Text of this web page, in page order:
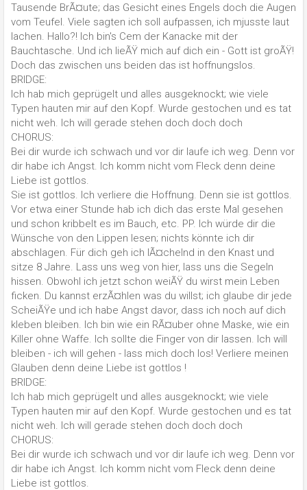
Tausende BrÃ¤ute; das Gesicht eines Engels doch die Augen
vom Teufel. Viele sagten ich soll aufpassen, ich mjusste laut
lachen. Hallo?! Ich bin's Cem der Kanacke mit der
Bauchtasche. Und ich lieÃŸ mich auf dich ein - Gott ist groÃŸ!
Doch das zwischen uns beiden das ist hoffnungslos.
BRIDGE:
Ich hab mich geprügelt und alles ausgeknockt; wie viele
Typen hauten mir auf den Kopf. Wurde gestochen und es tat
nicht weh. Ich will gerade stehen doch doch doch
CHORUS:
Bei dir wurde ich schwach und vor dir laufe ich weg. Denn vor
dir habe ich Angst. Ich komm nicht vom Fleck denn deine
Liebe ist gottlos.
Sie ist gottlos. Ich verliere die Hoffnung. Denn sie ist gottlos.
Vor etwa einer Stunde hab ich dich das erste Mal gesehen
und schon kribbelt es im Bauch, etc. PP. Ich würde dir die
Wünsche von den Lippen lesen; nichts könnte ich dir
abschlagen. Für dich geh ich lÃ¤chelnd in den Knast und
sitze 8 Jahre. Lass uns weg von hier, lass uns die Segeln
hissen. Obwohl ich jetzt schon weiÃŸ du wirst mein Leben
ficken. Du kannst erzÃ¤hlen was du willst; ich glaube dir jede
ScheiÃŸe und ich habe Angst davor, dass ich noch auf dich
kleben bleiben. Ich bin wie ein RÃ¤uber ohne Maske, wie ein
Killer ohne Waffe. Ich sollte die Finger von dir lassen. Ich will
bleiben - ich will gehen - lass mich doch los! Verliere meinen
Glauben denn deine Liebe ist gottlos !
BRIDGE:
Ich hab mich geprügelt und alles ausgeknockt; wie viele
Typen hauten mir auf den Kopf. Wurde gestochen und es tat
nicht weh. Ich will gerade stehen doch doch doch
CHORUS:
Bei dir wurde ich schwach und vor dir laufe ich weg. Denn vor
dir habe ich Angst. Ich komm nicht vom Fleck denn deine
Liebe ist gottlos.